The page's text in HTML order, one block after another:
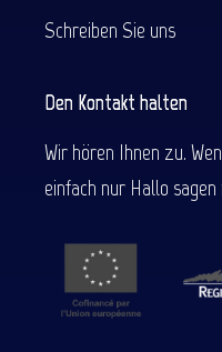
Schreiben Sie uns
Den Kontakt halten
Wir hören Ihnen zu.
einfach nur Hallo